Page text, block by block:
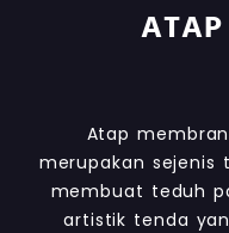
Atap
merupakan sejenis
membuat teduh
artistik tenda